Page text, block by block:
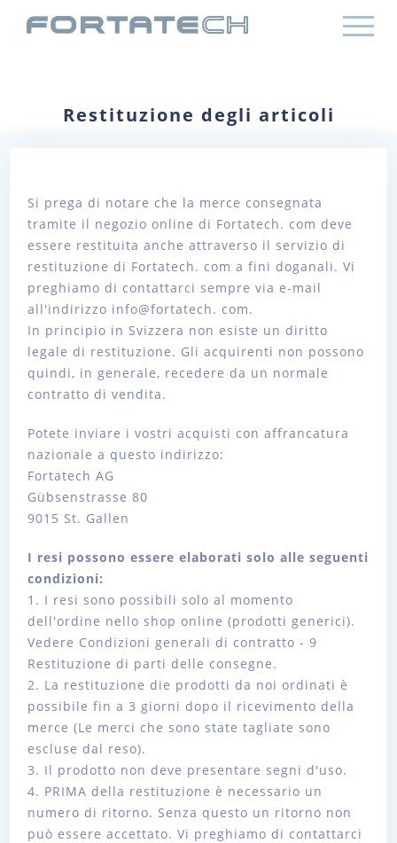
Restituzione degli articoli
Si prega di notare che la merce consegnata
tramite il negozio online di Fortatech. com deve
essere restituita anche attraverso il servizio di
restituzione di Fortatech. com a fini doganali. Vi
preghiamo di contattarci sempre via e-mail
all'indirizzo info@fortatech. com.
In principio in Svizzera non esiste un diritto
legale di restituzione. Gli acquirenti non possono
quindi, in generale, recedere da un normale
contratto di vendita.
Potete inviare i vostri acquisti con affrancatura
nazionale a questo indirizzo:
Fortatech AG
Gübsenstrasse 80
9015 St. Gallen
I resi possono essere elaborati solo alle seguenti
condizioni:
1. I resi sono possibili solo al momento
dell'ordine nello shop online (prodotti generici).
Vedere Condizioni generali di contratto - 9
Restituzione di parti delle consegne.
2. La restituzione die prodotti da noi ordinati è
possibile fin a 3 giorni dopo il ricevimento della
merce (Le merci che sono state tagliate sono
escluse dal reso).
3. Il prodotto non deve presentare segni d'uso.
4. PRIMA della restituzione è necessario un
numero di ritorno. Senza questo un ritorno non
può essere accettato. Vi preghiamo di contattarci